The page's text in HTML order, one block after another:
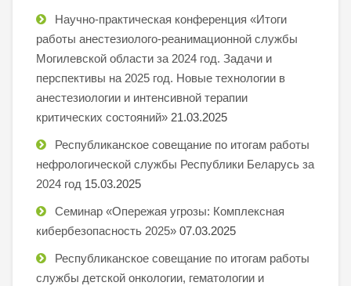
Научно-практическая конференция «Итоги
работы анестезиолого-реанимационной службы
Могилевской области за 2024 год. Задачи и
перспективы на 2025 год. Новые технологии в
анестезиологии и интенсивной терапии
критических состояний» 21.03.2025
Республиканское совещание по итогам работы
нефрологической службы Республики Беларусь за
2024 год 15.03.2025
Семинар «Опережая угрозы: Комплексная
кибербезопасность 2025» 07.03.2025
Республиканское совещание по итогам работы
службы детской онкологии, гематологии и